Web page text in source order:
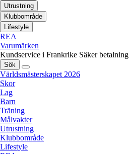
Utrustning
Klubbområde
Lifestyle
REA
Varumärken
Kundservice i Frankrike Säker betalning
Sök
Världsmästerskapet 2026
Skor
Lag
Barn
Träning
Målvakter
Utrustning
Klubbområde
Lifestyle